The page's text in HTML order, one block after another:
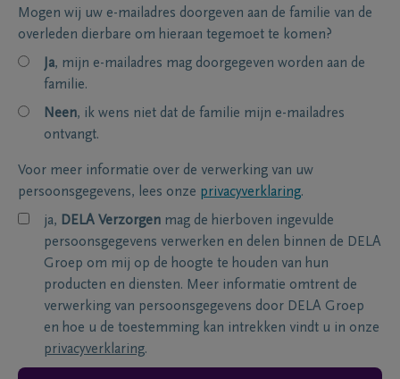
Mogen wij uw e-mailadres doorgeven aan de familie van de
overleden dierbare om hieraan tegemoet te komen?
Ja, mijn e-mailadres mag doorgegeven worden aan de
familie.
Neen, ik wens niet dat de familie mijn e-mailadres
ontvangt.
Voor meer informatie over de verwerking van uw
persoonsgegevens, lees onze privacyverklaring.
ja, DELA Verzorgen mag de hierboven ingevulde
persoonsgegevens verwerken en delen binnen de DELA
Groep om mij op de hoogte te houden van hun
producten en diensten. Meer informatie omtrent de
verwerking van persoonsgegevens door DELA Groep
en hoe u de toestemming kan intrekken vindt u in onze
privacyverklaring.